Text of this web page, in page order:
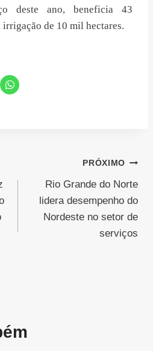
deste ano, beneficia 43
de 10 mil hectares.
PRÓXIMO
Rio Grande do Norte
lidera desempenho do
Nordeste no setor de
serviços